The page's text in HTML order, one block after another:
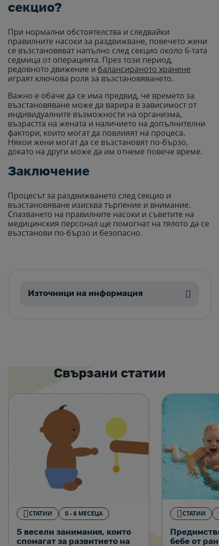
секцио?
При нормални обстоятелства и следвайки
правилните насоки за раздвижване, повечето жени
се възстановяват напълно след секцио около 6-тата
седмица от операцията. През този период,
редовното движение и балансираното хранене
играят ключова роля за възстановяването.
Важно е обаче да се има предвид, че времето за
възстановяване може да варира в зависимост от
индивидуалните възможности на организма,
възрастта на жената и наличието на допълнителни
фактори, които могат да повлияят на процеса.
Някои жени могат да се възстановят по-бързо,
докато на други може да им отнеме повече време.
Заключение
Процесът за раздвижването след секцио и
възстановяване изисква търпение и внимание.
Спазването на правилните насоки и съветите на
медицинския персонал ще помогнат на тялото да се
възстанови по-бързо и безопасно.
Източници на информация
Свързани статии
СТАТИИ 0 - 6 МЕСЕЦА
5 весели занимания, които
спомагат за развитието на
СТАТИИ
бебе от